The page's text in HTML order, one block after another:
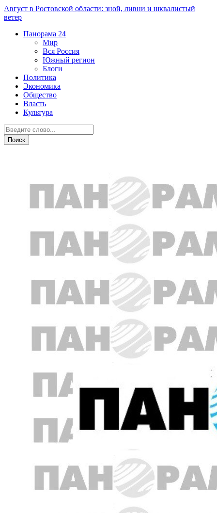
Август в Ростовской области: зной, ливни и шквалистый
ветер
Панорама 24
Мир
Вся Россия
Южный регион
Блоги
Политика
Экономика
Общество
Власть
Культура